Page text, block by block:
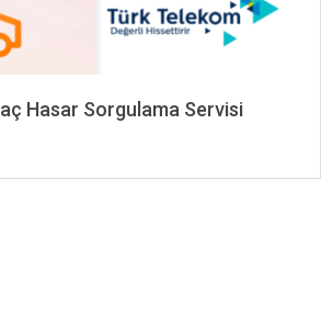
Hasar Sorgulama Servisi